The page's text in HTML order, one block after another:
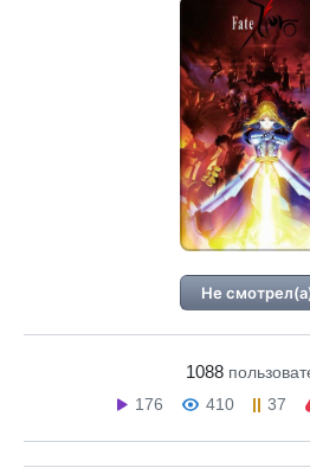
Не
1088
176
410 37